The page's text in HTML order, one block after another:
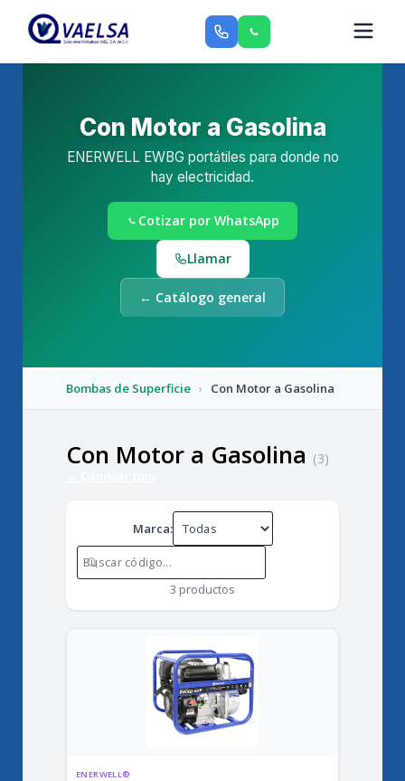
Con Motor a Gasolina
ENERWELL EWBG portátiles para donde no
hay electricidad.
Cotizar por WhatsApp
Llamar
← Catálogo general
Bombas de Superficie › Con Motor a Gasolina
Con Motor a Gasolina (3)
Marca:
3 productos
ENERWELL®